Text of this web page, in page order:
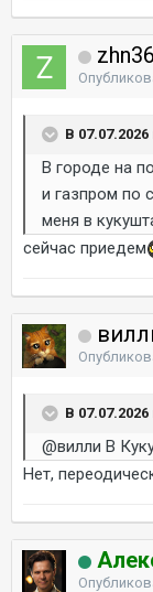
zhn36
В
В городе на
и газпром по
меня в
сейчас приедем
В
@вилли В
Нет,